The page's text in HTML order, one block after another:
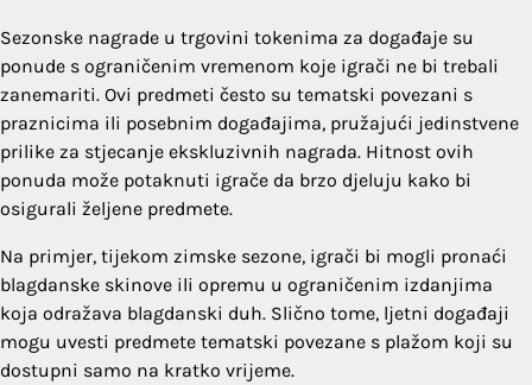
Sezonske nagrade u trgovini tokenima za događaje su
ponude s ograničenim vremenom koje igrači ne bi trebali
zanemariti. Ovi predmeti često su tematski povezani s
praznicima ili posebnim događajima, pružajući jedinstvene
prilike za stjecanje ekskluzivnih nagrada. Hitnost ovih
ponuda može potaknuti igrače da brzo djeluju kako bi
osigurali željene predmete.
Na primjer, tijekom zimske sezone, igrači bi mogli pronaći
blagdanske skinove ili opremu u ograničenim izdanjima
koja odražava blagdanski duh. Slično tome, ljetni događaji
mogu uvesti predmete tematski povezane s plažom koji su
dostupni samo na kratko vrijeme.